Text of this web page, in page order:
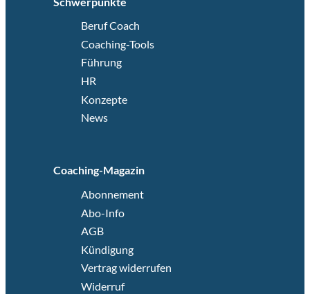
Beruf Coach
Coaching-Tools
Führung
HR
Konzepte
News
Coaching-Magazin
Abonnement
Abo-Info
AGB
Kündigung
Vertrag widerrufen
Widerruf